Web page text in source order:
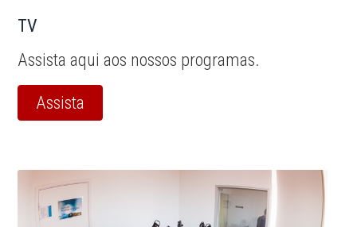
TV
Assista aqui aos nossos programas.
Assista